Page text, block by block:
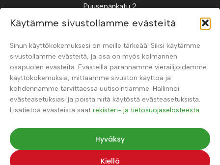
Käytämme sivustollamme evästeitä
Sinun käyttökokemuksesi on meille tärkeää! Siksi käytämme
sivustollamme evästeitä, ja osa on myös kolmannen
osapuolen evästeitä. Evästeillä parannamme vierailijoidemme
käyttökokemuksia, mittaamme sivuston käyttöä ja
kohdennamme tarvittaessa uutisointiamme. Hallinnoi
evästeasetuksiasi ja poista niitä käytöstä evästeasetuksista.
Lisätietoa evästeistä saat rekisteri- ja tietosuojaselosteesta.
Hyväksy
Kiellä
Puusepänkatu 2
88900, Kuhmo
© 2026 Poimu
Muokkaa evästeasetuksiasi